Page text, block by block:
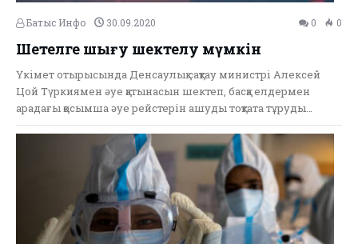
Батыс Инфо 30.09.2020 0 0
Шетелге шығу шектелу мүмкін
Үкімет отырысында Денсаулық сақтау министрі Алексей
Цой Түркиямен әуе қатынасын шектеп, басқа елдермен
арадағы қосымша әуе рейстерін ашуды тоқтата тұруды…